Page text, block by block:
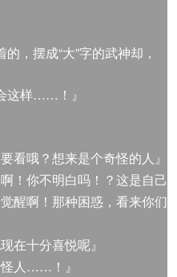
，摆成“大”字的武神却，
这样……！』
看哦？想来是个奇怪的人』
啊！你不明白吗！？这是自己
醒啊！那种困惑，看来你们
在十分喜悦呢』
怪人……！』